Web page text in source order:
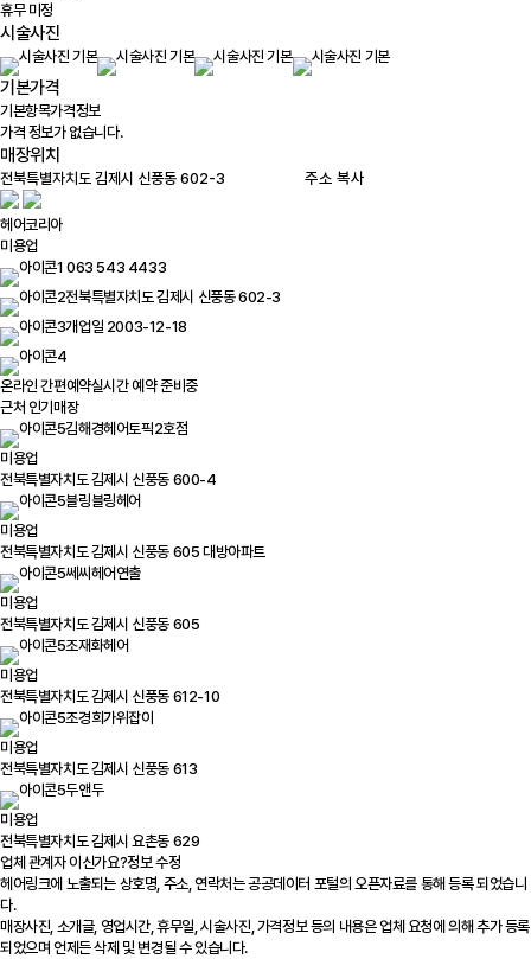
휴무 미정
시술사진
기본가격
기본항목가격정보
가격 정보가 없습니다.
매장위치
주소 복사
헤어코리아
미용업
063 543 4433
전북특별자치도 김제시 신풍동 602-3
개업일 2003-12-18
온라인 간편예약실시간 예약 준비중
근처 인기매장
김해경헤어토픽2호점
미용업
전북특별자치도 김제시 신풍동 600-4
블링블링헤어
미용업
전북특별자치도 김제시 신풍동 605 대방아파트
쎄씨헤어연출
미용업
전북특별자치도 김제시 신풍동 605
조재화헤어
미용업
전북특별자치도 김제시 신풍동 612-10
조경희가위잡이
미용업
전북특별자치도 김제시 신풍동 613
두앤두
미용업
전북특별자치도 김제시 요촌동 629
업체 관계자 이신가요?정보 수정
헤어링크에 노출되는 상호명, 주소, 연락처는 공공데이터 포털의 오픈자료를 통해 등록 되었습니
다.
매장사진, 소개글, 영업시간, 휴무일, 시술사진, 가격정보 등의 내용은 업체 요청에 의해 추가 등록
되었으며 언제든 삭제 및 변경될 수 있습니다.